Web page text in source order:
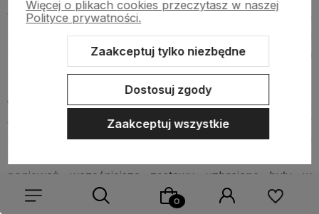
1898Nm. Wyposażony w bezszczotkowy silnik. Posiada
również system drive control pozwala użytkownikowi
na maksymalizację zastosowań dzięki zmianie ustawień
prędkości oraz momentu obrotowego.
Ostatnim elementem opisywanego zestawu #5, są
akumulatory 18V. Zarówno w tym przypadku jak i w
pozostałych, producent tworząc zestaw umieścił w nim
ponieważ wcześniejsze zestawy uzbrajane były w
akumulatory o pojemności 5,0Ah. Oprócz 0,5Ah
Więcej o plikach cookies przeczytasz w naszej
Polityce prywatności.
Zaakceptuj tylko niezbędne
Dostosuj zgody
Zaakceptuj wszystkie